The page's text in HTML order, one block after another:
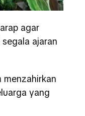
agar
ajaran
menzahirkan
yang